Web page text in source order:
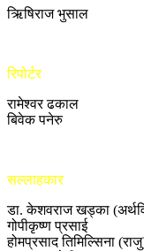
ऋिषिराज भुसाल
रिपोर्टर
रामेश्वर ढकाल
बिवेक पनेरु
सल्लाहकार
डा. केशवराज खड्का
गोपीकृष्ण प्रसाई
होमप्रसाद तिमिल्सिना